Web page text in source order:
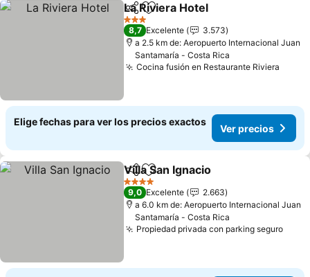
CompartirAgregar a favoritos
La Riviera Hotel
3 Estrellas
8,7 Excelente
3.573
a 2.5 km de: Aeropuerto Internacional Juan
Santamaría - Costa Rica
Cocina fusión en Restaurante Riviera
Elige fechas para ver los precios exactos
Ver precios
CompartirAgregar a favoritos
Villa San Ignacio
4 Estrellas
9,0 Excelente
2.663
a 6.0 km de: Aeropuerto Internacional Juan
Santamaría - Costa Rica
Propiedad privada con parking seguroVer